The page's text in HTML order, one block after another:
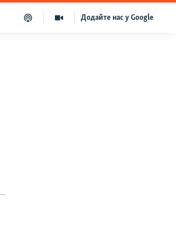
Додайте нас у Google